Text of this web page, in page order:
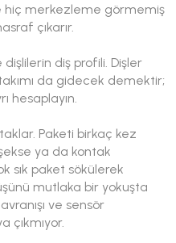
hiç merkezleme görmemiş
çıkarır.
diş profili. Dişler
da gidecek demektir;
hesaplayın.
Paketi birkaç kez
ya da kontak
sık paket sökülerek
mutlaka bir yokuşta
ve sensör